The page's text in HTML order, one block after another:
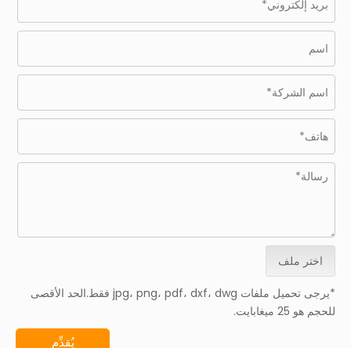
اختر ملف
*يرجى تحميل ملفات jpg، png، pdf، dxf، dwg فقط.الحد الأقصى
للحجم هو 25 ميغابايت.
يُقدِّم